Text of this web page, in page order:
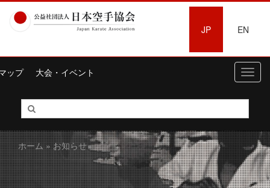
JP EN
ップ 大会・イベント
ホーム» お知らせ